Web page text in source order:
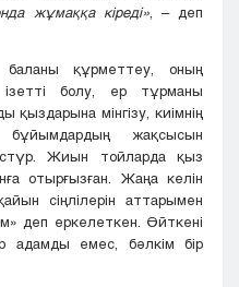
жұмаққа кіреді», – деп
құрметтеу, оның
болу, ер тұрманы
мінгізу, киімнің
жақсысын
Жиын тойларда қыз
отырғызған. Жаңа келін
сіңлілерін аттарымен
деп еркелеткен. Өйткені
адамды емес, бәлкім бір